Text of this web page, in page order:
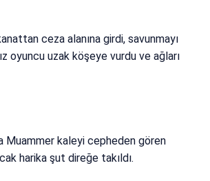
ceza alanına girdi, savunmayı
oyuncu uzak köşeye vurdu ve ağları
Muammer kaleyi cepheden gören
harika şut direğe takıldı.